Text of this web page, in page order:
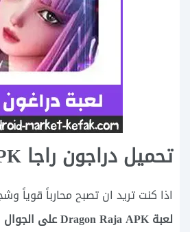
تحميل دراجون راجا APK
اذا كنت تريد ان تصبح محارباً قوياً
لعبة Dragon Raja APK على الجوال